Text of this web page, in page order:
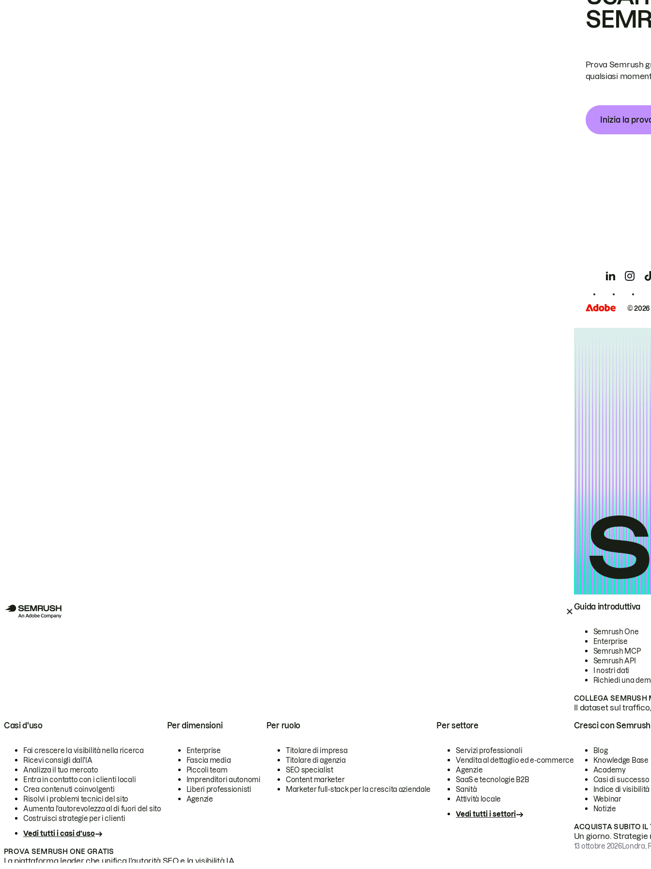
Guida introduttiva
Semrush One
Enterprise
Semrush MCP
Semrush API
I nostri dati
Richiedi una
COLLEGA SEMRUSH
Il dataset sul
Casi d'uso
Fai crescere la visibilità nella ricerca
Ricevi consigli dall'IA
Analizza il tuo mercato
Entra in contatto con i clienti locali
Crea contenuti coinvolgenti
Risolvi i problemi tecnici del sito
Aumenta l'autorevolezza al di fuori del sito
Costruisci strategie per i clienti
Vedi tutti i casi d'uso
Per dimensioni
Enterprise
Fascia media
Piccoli team
Imprenditori autonomi
Liberi professionisti
Agenzie
Per ruolo
Titolare di impresa
Titolare di agenzia
SEO specialist
Content marketer
Marketer full-stack per la crescita aziendale
Per settore
Servizi professionali
Vendita al dettaglio ed e-commerce
Agenzie
SaaS e tecnologie B2B
Sanità
Attività locale
Vedi tutti i settori
PROVA SEMRUSH ONE GRATIS
La piattaforma leader che unifica l'autorità SEO e la visibilità IA.
Cresci con Semrush
Blog
Knowledge Base
Academy
Casi di successo
Indice di visibilità
Webinar
Notizie
ACQUISTA SUBITO IL
Un giorno.
13 ottobre 2026Londra,
Prova Semrush
qualsiasi
Inizia la
©